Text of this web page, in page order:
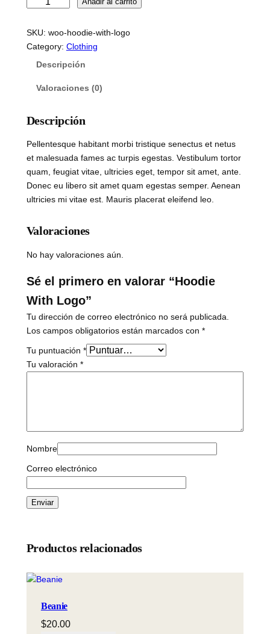
o
d
h
L
o
i
a
SKU: woo-hoodie-with-logo
Category: Clothing
Descripción
Valoraciones (0)
Descripción
Pellentesque habitant morbi tristique senectus et netus
et malesuada fames ac turpis egestas. Vestibulum tortor
quam, feugiat vitae, ultricies eget, tempor sit amet, ante.
Donec eu libero sit amet quam egestas semper. Aenean
ultricies mi vitae est. Mauris placerat eleifend leo.
Valoraciones
No hay valoraciones aún.
Sé el primero en valorar “Hoodie
With Logo”
Tu dirección de correo electrónico no será publicada.
Los campos obligatorios están marcados con *
Tu puntuación *
Tu valoración *
Nombre
Correo electrónico
Productos relacionados
Beanie
$20.00